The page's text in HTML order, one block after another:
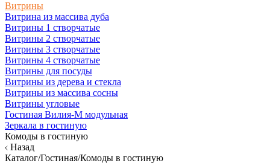
Витрины
Витрина из массива дуба
Витрины 1 створчатые
Витрины 2 створчатые
Витрины 3 створчатые
Витрины 4 створчатые
Витрины для посуды
Витрины из дерева и стекла
Витрины из массива сосны
Витрины угловые
Гостиная Вилия-М модульная
Зеркала в гостиную
Комоды в гостиную
Назад
Каталог/Гостиная/Комоды в гостиную